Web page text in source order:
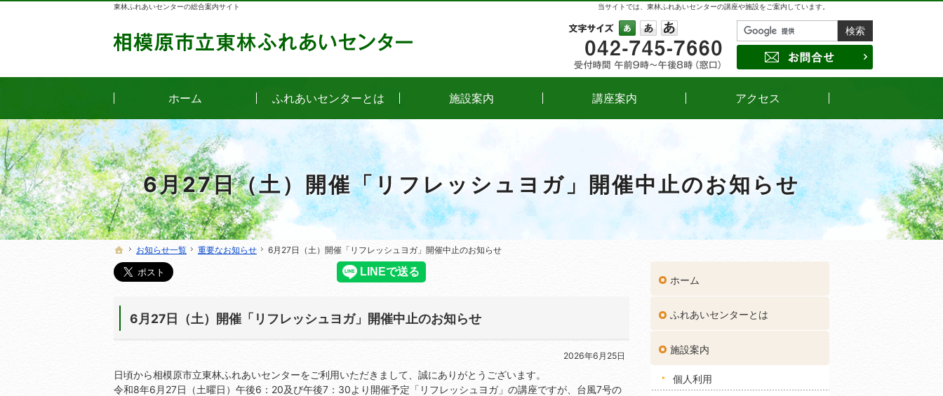
6月27日（土）開催「リフレッシュヨガ」開催中止のお知らせ
当サイトでは、東林ふれあいセンターの講座や施設をご案内しています。
東林ふれあいセンターの総合案内サイト
ホーム
お知らせ一覧 重要なお知らせ 6月27日（土）開催「リフレッシュヨガ」開催中止のお知らせ
6月27日（土）開催「リフレッシュヨガ」開催中止のお知らせ
2026年6月25日
日頃から相模原市立東林ふれあいセンターをご利用いただきまして、誠にありがとうございます。
令和8年6月27日（土曜日）午後6：20及び午後7：30より開催予定「リフレッシュヨガ」の講座ですが、台風7号の
ホーム
ふれあいセンターとは
施設案内
個人利用
ホーム
お知らせ一覧 重要なお知らせ 6月27日（土）開催「リフレッシュヨガ」開催中止のお知らせ
文字サイズの変更
小 中 042-745-7660
受付時間午前9時～午後8時（窓口）
ホーム ふれあいセンターとは 施設案内 講座案内 アクセス